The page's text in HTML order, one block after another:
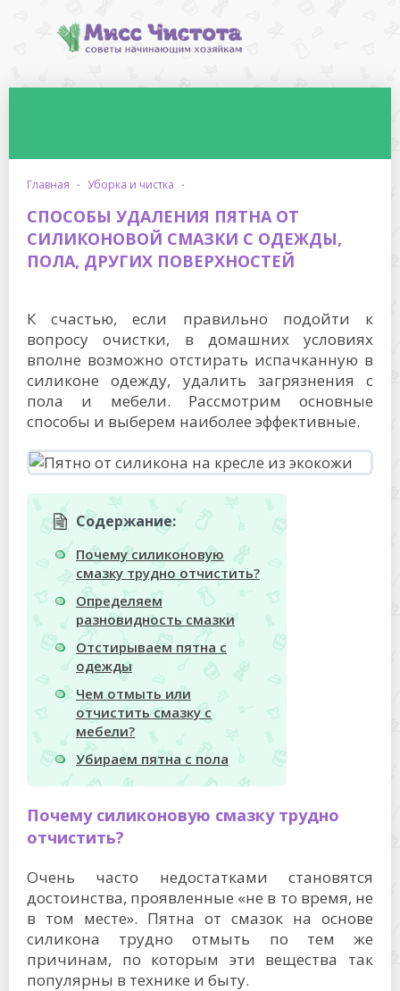
главная · уборка и чистка ·
СПОСОБЫ УДАЛЕНИЯ ПЯТНА ОТ
СИЛИКОНОВОЙ СМАЗКИ С ОДЕЖДЫ,
ПОЛА, ДРУГИХ ПОВЕРХНОСТЕЙ
К счастью, если правильно подойти к
вопросу очистки, в домашних условиях
вполне возможно отстирать испачканную в
силиконе одежду, удалить загрязнения с
пола и мебели. Рассмотрим основные
способы и выберем наиболее эффективные.
Содержание:
Почему силиконовую
смазку трудно отчистить?
Определяем
разновидность смазки
Отстирываем пятна с
одежды
Чем отмыть или
отчистить смазку с
мебели?
Убираем пятна с пола
Почему силиконовую смазку трудно
отчистить?
Очень часто недостатками становятся
достоинства, проявленные «не в то время, не
в том месте». Пятна от смазок на основе
силикона трудно отмыть по тем же
причинам, по которым эти вещества так
популярны в технике и быту.